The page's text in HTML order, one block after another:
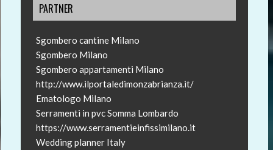
PARTNER
Sgombero cantine Milano
Sgombero Milano
Sgombero appartamenti Milano
http://www.ilportaledimonzabrianza.it/
Ematologo Milano
Serramenti in pvc Somma Lombardo
https://www.serramentieinfissimilano.it
Wedding planner Italy